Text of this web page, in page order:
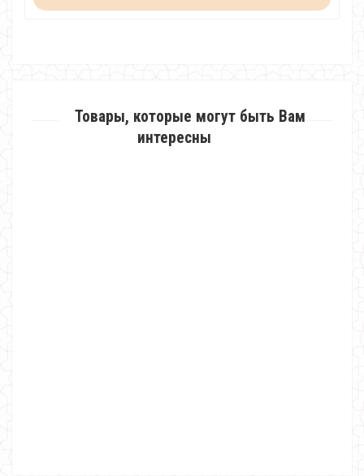
Товары, которые могут быть Вам
интересны